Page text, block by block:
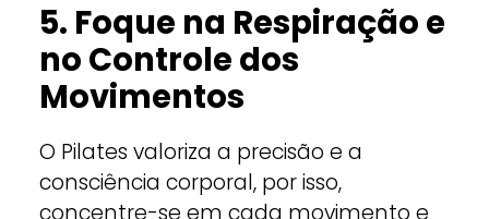
5. Foque na Respiração e
no Controle dos
Movimentos
O Pilates valoriza a precisão e a
consciência corporal, por isso,